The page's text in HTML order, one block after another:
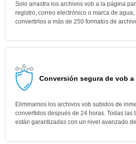
Solo arrastra los archivos vob a la página
registro, correo electrónico o marca de
convertirlos a más de 250 formatos de
Conversión segura de vob a
Eliminamos los archivos vob subidos de
convertidos después de 24 horas. Todas las
están garantizadas con un nivel avanzado